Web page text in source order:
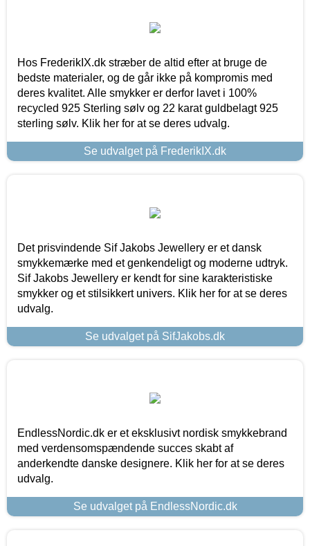
Hos FrederikIX.dk stræber de altid efter at bruge de
bedste materialer, og de går ikke på kompromis med
deres kvalitet. Alle smykker er derfor lavet i 100%
recycled 925 Sterling sølv og 22 karat guldbelagt 925
sterling sølv. Klik her for at se deres udvalg.
Se udvalget på FrederikIX.dk
Det prisvindende Sif Jakobs Jewellery er et dansk
smykkemærke med et genkendeligt og moderne udtryk.
Sif Jakobs Jewellery er kendt for sine karakteristiske
smykker og et stilsikkert univers. Klik her for at se deres
udvalg.
Se udvalget på SifJakobs.dk
EndlessNordic.dk er et eksklusivt nordisk smykkebrand
med verdensomspændende succes skabt af
anderkendte danske designere. Klik her for at se deres
udvalg.
Se udvalget på EndlessNordic.dk